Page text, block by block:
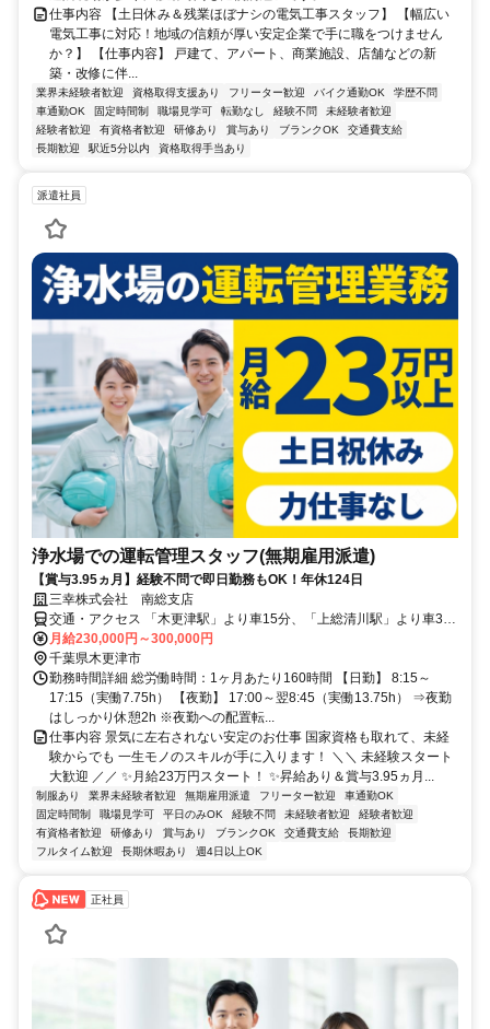
仕事内容 【土日休み＆残業ほぼナシの電気工事スタッフ】 【幅広い
電気工事に対応！地域の信頼が厚い安定企業で手に職をつけません
か？】 【仕事内容】 戸建て、アパート、商業施設、店舗などの新
築・改修に伴...
業界未経験者歓迎 資格取得支援あり フリーター歓迎 バイク通勤OK
学歴不問
車通勤OK
固定時間制 職場見学可 転勤なし 経験不問
未経験者歓迎
経験者歓迎
有資格者歓迎 研修あり 賞与あり ブランクOK
交通費支給
長期歓迎
駅近5分以内 資格取得手当あり
派遣社員
浄水場での運転管理スタッフ(無期雇用派遣)
【賞与3.95ヵ月】経験不問で即日勤務もOK！年休124日
三幸株式会社 南総支店
交通・アクセス 「木更津駅」より車15分、「上総清川駅」より車3分
★マイカー通勤OK
月給230,000円～300,000円
千葉県木更津市
勤務時間詳細 総労働時間：1ヶ月あたり160時間 【日勤】 8:15～
17:15（実働7.75h） 【夜勤】 17:00～翌8:45（実働13.75h） ⇒夜勤
はしっかり休憩2h ※夜勤への配置転...
仕事内容 景気に左右されない安定のお仕事 国家資格も取れて、未経
験からでも 一生モノのスキルが手に入ります！ ＼＼ 未経験スタート
大歓迎 ／／ ✨月給23万円スタート！ ✨昇給あり＆賞与3.95ヵ月...
制服あり 業界未経験者歓迎 無期雇用派遣 フリーター歓迎
車通勤OK
固定時間制
職場見学可 平日のみOK 経験不問 未経験者歓迎
経験者歓迎
有資格者歓迎
研修あり 賞与あり ブランクOK 交通費支給
長期歓迎
フルタイム歓迎
長期休暇あり 週4日以上OK
正社員